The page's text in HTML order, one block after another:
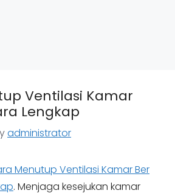
Ventilasi Kamar
Lengkap
administrator
Menutup Ventilasi Kamar Ber
. Menjaga kesejukan kamar